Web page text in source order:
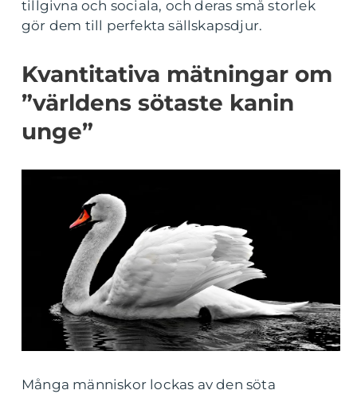
tillgivna och sociala, och deras små storlek
gör dem till perfekta sällskapsdjur.
Kvantitativa mätningar om
”världens sötaste kanin
unge”
Många människor lockas av den söta